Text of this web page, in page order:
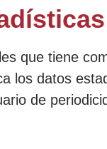
que tiene
los datos
de